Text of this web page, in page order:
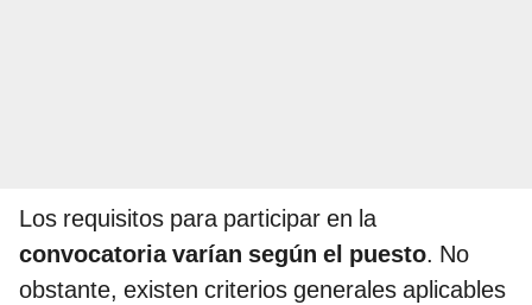
Los requisitos para participar en la
convocatoria varían según el puesto. No
obstante, existen criterios generales aplicables